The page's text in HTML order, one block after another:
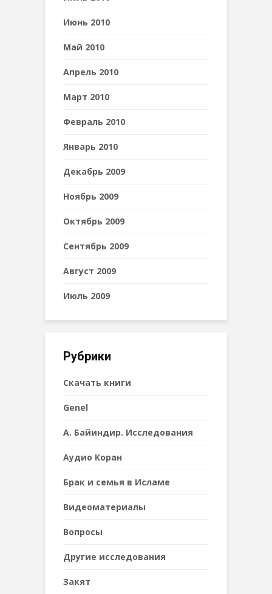
Июнь 2010
Май 2010
Апрель 2010
Март 2010
Февраль 2010
Январь 2010
Декабрь 2009
Ноябрь 2009
Октябрь 2009
Сентябрь 2009
Август 2009
Июль 2009
Рубрики
Cкачать книги
Genel
А. Байиндир. Исследования
Аудио Коран
Брак и семья в Исламе
Видеоматериалы
Вопросы
Другие исследования
Закят